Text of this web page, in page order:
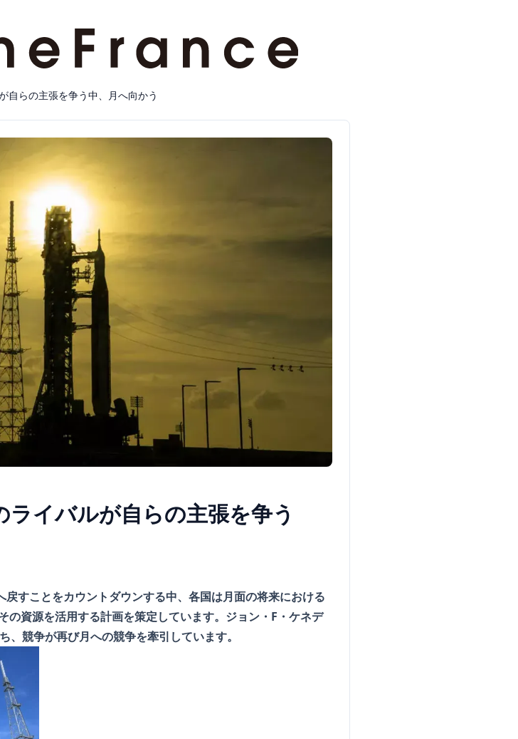
自らの主張を争う中、月へ向かう
イバルが自らの主張を争う
すことをカウントダウンする中、各国は月面の将来における
の資源を活用する計画を策定しています。ジョン・F・ケネデ
競争が再び月への競争を牽引しています。